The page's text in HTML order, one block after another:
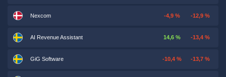
Nexcom -4,9 % -12,9 %
AI Revenue Assistant 14,6 % -13,4 %
GiG Software -10,4 % -13,7 %